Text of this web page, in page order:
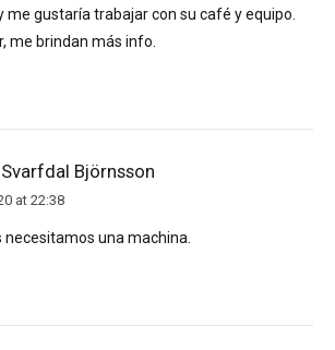
me gustaría trabajar con su café y equipo.
me brindan más info.
Björnsson
at 22:38
necesitamos una machina.